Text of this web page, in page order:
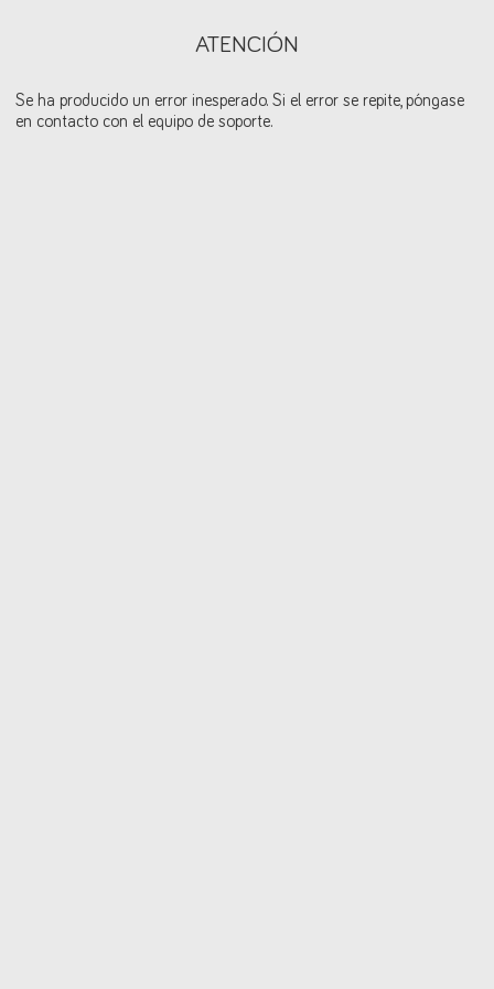
ATENCIÓN
Se ha producido un error inesperado. Si el error se repite, póngase
en contacto con el equipo de soporte.